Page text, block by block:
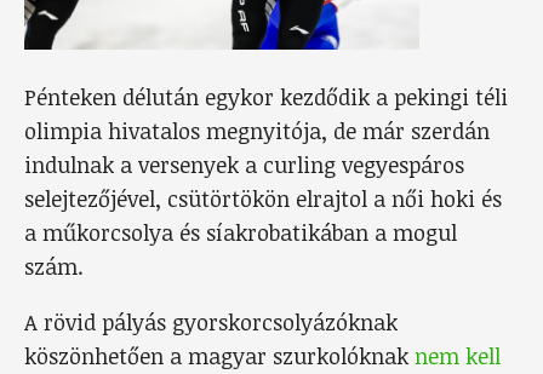
Pénteken délután egykor kezdődik a pekingi téli
olimpia hivatalos megnyitója, de már szerdán
indulnak a versenyek a curling vegyespáros
selejtezőjével, csütörtökön elrajtol a női hoki és
a műkorcsolya és síakrobatikában a mogul
szám.
A rövid pályás gyorskorcsolyázóknak
köszönhetően a magyar szurkolóknak nem kell